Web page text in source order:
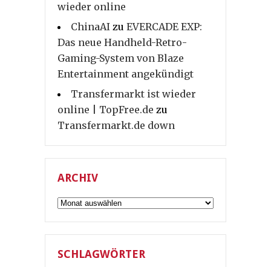
wieder online
ChinaAI zu EVERCADE EXP:
Das neue Handheld-Retro-
Gaming-System von Blaze
Entertainment angekündigt
Transfermarkt ist wieder
online | TopFree.de zu
Transfermarkt.de down
ARCHIV
Archiv
SCHLAGWÖRTER